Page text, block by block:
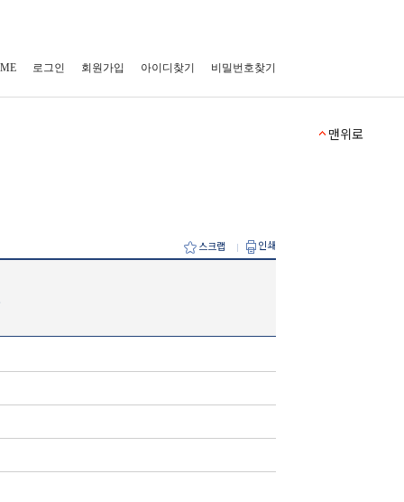
로그인 회원가입 아이디찾기 비밀번호찾기
스크랩 인쇄
맨위로